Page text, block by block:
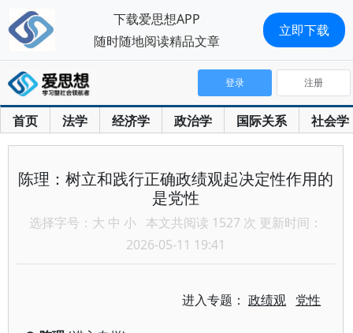
首页 法学 经济学 政治学 国际关系 社会学
登录 注册
陈理：树立和践行正确政绩观起决定性作用的
是党性
选择字号： 大 中 小 本文共阅读 1527 次 更新时间：
2026-05-11 19:41
进入专题：政绩观 党性
下载爱思想APP
随时随地阅读精品文章
立即下载